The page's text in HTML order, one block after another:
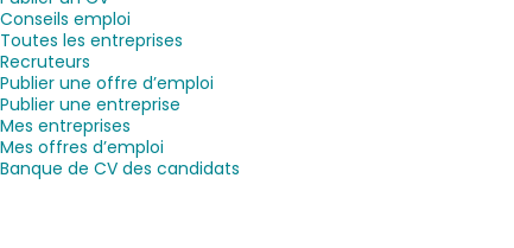
Conseils emploi
Toutes les entreprises
Recruteurs
Publier une offre d’emploi
Publier une entreprise
Mes entreprises
Mes offres d’emploi
Banque de CV des candidats